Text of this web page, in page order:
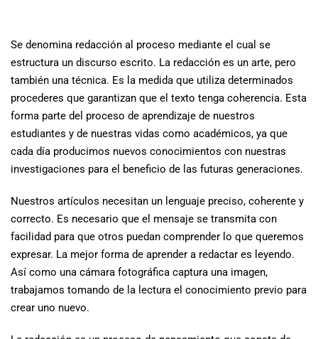
Se denomina redacción al proceso mediante el cual se
estructura un discurso escrito. La redacción es un arte, pero
también una técnica. Es la medida que utiliza determinados
procederes que garantizan que el texto tenga coherencia. Esta
forma parte del proceso de aprendizaje de nuestros
estudiantes y de nuestras vidas como académicos, ya que
cada día producimos nuevos conocimientos con nuestras
investigaciones para el beneficio de las futuras generaciones.
Nuestros artículos necesitan un lenguaje preciso, coherente y
correcto. Es necesario que el mensaje se transmita con
facilidad para que otros puedan comprender lo que queremos
expresar. La mejor forma de aprender a redactar es leyendo.
Así como una cámara fotográfica captura una imagen,
trabajamos tomando de la lectura el conocimiento previo para
crear uno nuevo.